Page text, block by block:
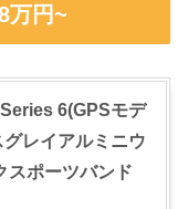
万円~
6(GPSモデ
レイアルミニウ
スポーツバンド